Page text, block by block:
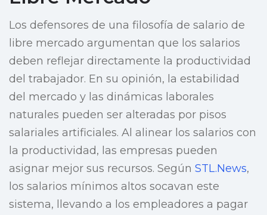
Los defensores de una filosofía de salario de
libre mercado argumentan que los salarios
deben reflejar directamente la productividad
del trabajador. En su opinión, la estabilidad
del mercado y las dinámicas laborales
naturales pueden ser alteradas por pisos
salariales artificiales. Al alinear los salarios con
la productividad, las empresas pueden
asignar mejor sus recursos. Según STL.News,
los salarios mínimos altos socavan este
sistema, llevando a los empleadores a pagar